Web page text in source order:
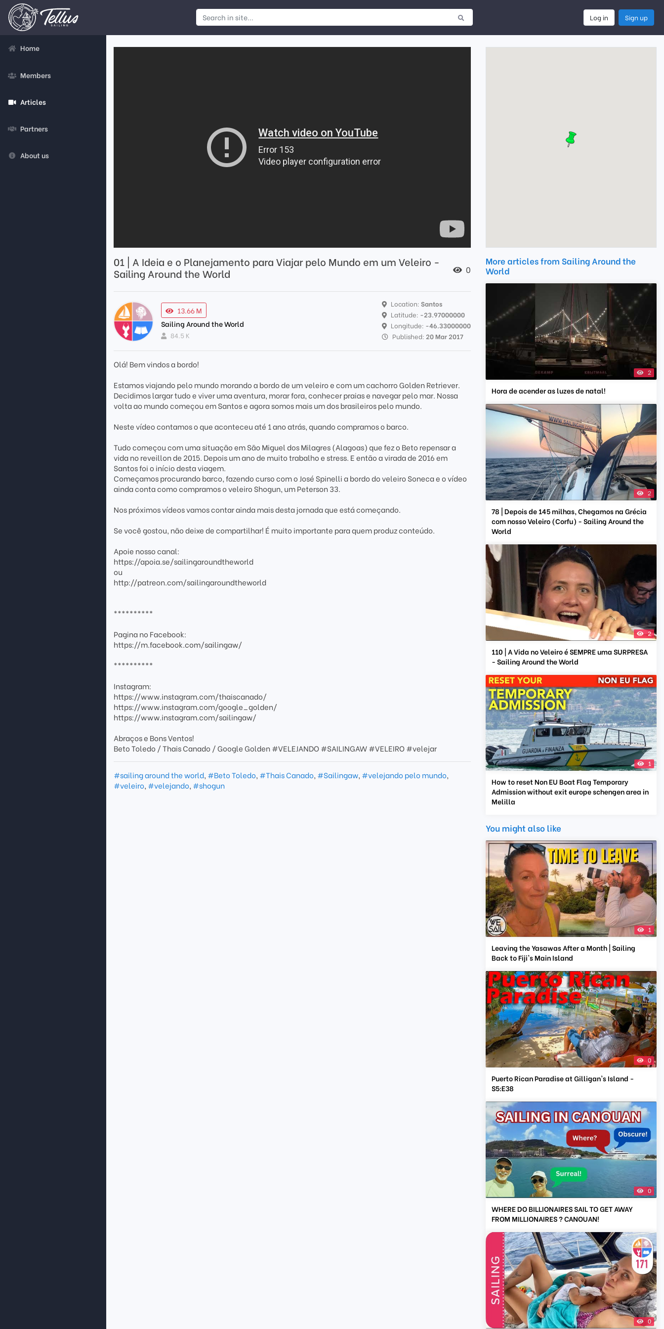
Log in Sign up
Home
Members
Articles
Partners
About us
01 | A Ideia e o Planejamento para Viajar pelo Mundo em um Veleiro -
Sailing Around the World
0
13.66 M
Sailing Around the World
84.5 K
Location: Santos
Latitude: -23.97000000
Longitude: -46.33000000
Published: 20 Mar 2017
Olá! Bem vindos a bordo!
Estamos viajando pelo mundo morando a bordo de um veleiro e com um cachorro Golden Retriever.
Decidimos largar tudo e viver uma aventura, morar fora, conhecer praias e navegar pelo mar. Nossa
volta ao mundo começou em Santos e agora somos mais um dos brasileiros pelo mundo.
Neste vídeo contamos o que aconteceu até 1 ano atrás, quando compramos o barco.
Tudo começou com uma situação em São Miguel dos Milagres (Alagoas) que fez o Beto repensar a
vida no reveillon de 2015. Depois um ano de muito trabalho e stress. E então a virada de 2016 em
Santos foi o início desta viagem.
Começamos procurando barco, fazendo curso com o José Spinelli a bordo do veleiro Soneca e o vídeo
ainda conta como compramos o veleiro Shogun, um Peterson 33.
Nos próximos vídeos vamos contar ainda mais desta jornada que está começando.
Se você gostou, não deixe de compartilhar! É muito importante para quem produz conteúdo.
Apoie nosso canal:
https://apoia.se/sailingaroundtheworld
ou
http://patreon.com/sailingaroundtheworld
**********
Pagina no Facebook:
https://m.facebook.com/sailingaw/
**********
Instagram:
https://www.instagram.com/thaiscanado/
https://www.instagram.com/google_golden/
https://www.instagram.com/sailingaw/
Abraços e Bons Ventos!
Beto Toledo / Thais Canado / Google Golden #VELEJANDO #SAILINGAW #VELEIRO #velejar
#sailing around the world, #Beto Toledo, #Thais Canado, #Sailingaw, #velejando pelo mundo,
#veleiro, #velejando, #shogun
More articles from Sailing Around the
World
2
Hora de acender as luzes de natal!
2
78 | Depois de 145 milhas, Chegamos na Grécia
com nosso Veleiro (Corfu) - Sailing Around the
World
2
110 | A Vida no Veleiro é SEMPRE uma SURPRESA
- Sailing Around the World
1
How to reset Non EU Boat Flag Temporary
Admission without exit europe schengen area in
Melilla
You might also like
1
Leaving the Yasawas After a Month | Sailing
Back to Fiji's Main Island
0
Puerto Rican Paradise at Gilligan's Island -
S5:E38
0
WHERE DO BILLIONAIRES SAIL TO GET AWAY
FROM MILLIONAIRES ? CANOUAN!
0